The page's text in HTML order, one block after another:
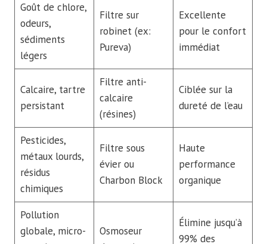
Goût de chlore,
odeurs,
sédiments
légers
Filtre sur
robinet (ex:
Pureva)
Excellente
pour le confort
immédiat
Calcaire, tartre
persistant
Filtre anti-
calcaire
(résines)
Ciblée sur la
dureté de l’eau
Pesticides,
métaux lourds,
résidus
chimiques
Filtre sous
évier ou
Charbon Block
Haute
performance
organique
Pollution
globale, micro-
Osmoseur
Élimine jusqu’à
99% des